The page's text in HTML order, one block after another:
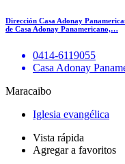
Dirección Casa Adonay
de Casa Adonay Panamericano,…
0414-6119055
Casa Adonay
Maracaibo
Iglesia evangélica
Vista rápida
Agregar a favoritos